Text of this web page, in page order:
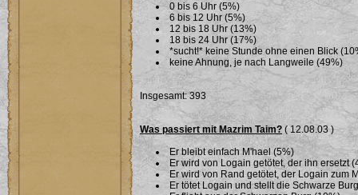
0 bis 6 Uhr (5%)
6 bis 12 Uhr (5%)
12 bis 18 Uhr (13%)
18 bis 24 Uhr (17%)
*sucht!* keine Stunde ohne einen Blick
keine Ahnung, je nach Langweile (49%)
Insgesamt: 393
Was passiert mit Mazrim Taim? ( 12.08.03 )
Er bleibt einfach M'hael (5%)
Er wird von Logain getötet, der ihn ersetzt
Er wird von Rand getötet, der Logain zum
Er tötet Logain und stellt die Schwarze